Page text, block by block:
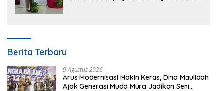
Berita Terbaru
9 Agustus 2026
Arus Modernisasi Makin Keras, Dina Maulidah
Ajak Generasi Muda Mura Jadikan Seni